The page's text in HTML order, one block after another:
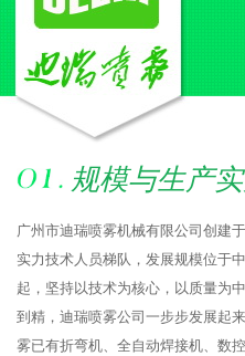
规模与生产
广州市迪瑞喷雾机械有限公司创建
实力技术人员梯队，发展规模位于
起，坚持以技术为核心，以质量为
到精，迪瑞喷雾公司一步步发展起
雾已有折弯机、全自动焊接机、数